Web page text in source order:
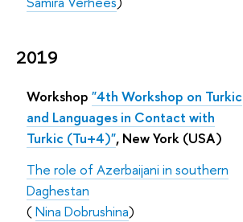
2019
Workshop "4th Workshop on Turkic
and Languages in Contact with
Turkic (Tu+4)", New York (USA)
The role of Azerbaijani in southern
Daghestan
(Nina Dobrushina)